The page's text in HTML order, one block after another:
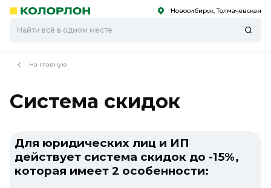
Скоро
Скоро Новосибирск, Толмачевская
На главную
Система скидок
Для юридических лиц и ИП
действует система скидок до -15%,
которая имеет 2 особенности: